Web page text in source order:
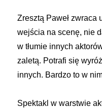
Zresztą Paweł zwraca
wejścia na scenę, nie
w tłumie innych
zaletą. Potrafi się
innych. Bardzo to w
Spektakl w warstwie